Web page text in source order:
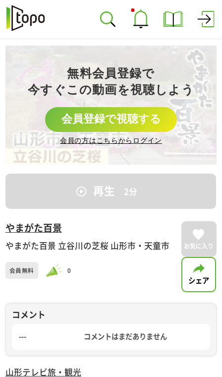
無料会員登録で
今すぐこの動画を視聴しよう
会員登録で視聴する
会員の方はこちらからログイン
再生 2分
やまがた百景
やまがた百景 立谷川の芝桜 山形市・天童市
会員無料 0
お気に入り
シェア
コメント
--- コメントはまだありません
山形テレビ旅・観光